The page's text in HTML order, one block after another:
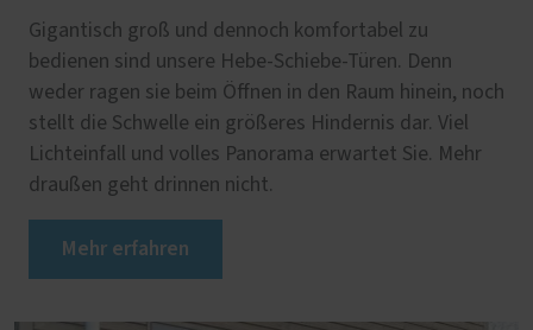
Gigantisch groß und dennoch komfortabel zu
bedienen sind unsere Hebe-Schiebe-Türen. Denn
weder ragen sie beim Öffnen in den Raum hinein, noch
stellt die Schwelle ein größeres Hindernis dar. Viel
Lichteinfall und volles Panorama erwartet Sie. Mehr
draußen geht drinnen nicht.
Mehr erfahren